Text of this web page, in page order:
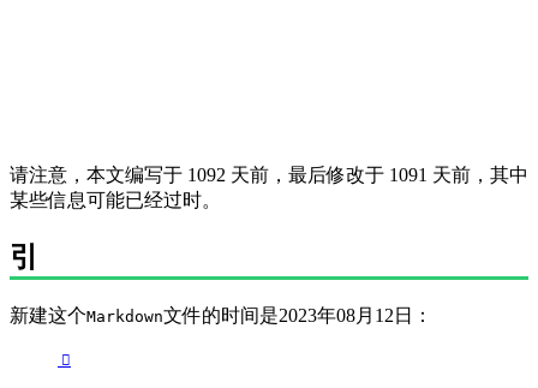
请注意，本文编写于 1092 天前，最后修改于 1091 天前，其中
某些信息可能已经过时。
引
新建这个Markdown文件的时间是2023年08月12日：